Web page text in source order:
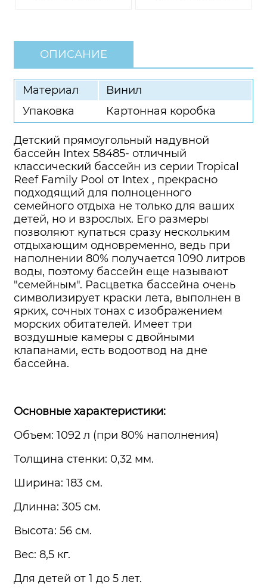
ОПИСАНИЕ
Материал
Винил
Упаковка
Картонная коробка
Детский прямоугольный надувной
бассейн Intex 58485- отличный
классический бассейн из серии Tropical
Reef Family Pool от Intex , прекрасно
подходящий для полноценного
семейного отдыха не только для ваших
детей, но и взрослых. Его размеры
позволяют купаться сразу нескольким
отдыхающим одновременно, ведь при
наполнении 80% получается 1090 литров
воды, поэтому бассейн еще называют
"семейным". Расцветка бассейна очень
символизирует краски лета, выполнен в
ярких, сочных тонах с изображением
морских обитателей. Имеет три
воздушные камеры с двойными
клапанами, есть водоотвод на дне
бассейна.
Основные характеристики:
Объем: 1092 л (при 80% наполнения)
Толщина стенки: 0,32 мм.
Ширина: 183 см.
Длинна: 305 см.
Высота: 56 см.
Вес: 8,5 кг.
Для детей от 1 до 5 лет.